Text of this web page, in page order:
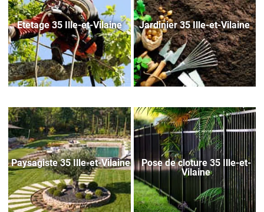
Etetage 35 Ille-et-Vilaine Jardinier 35 Ille-et-Vilaine
Paysagiste 35 Ille-et-Vilaine
Pose de cloture 35 Ille-et-
Vilaine